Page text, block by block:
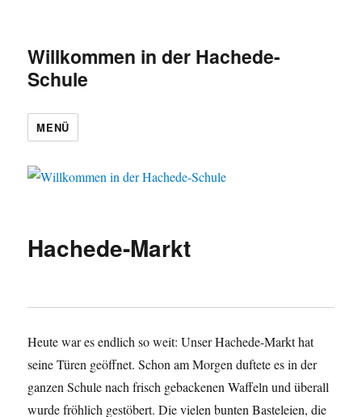
Willkommen in der Hachede-
Schule
MENÜ
Hachede-Markt
Heute war es endlich so weit: Unser Hachede-Markt hat
seine Türen geöffnet. Schon am Morgen duftete es in der
ganzen Schule nach frisch gebackenen Waffeln und überall
wurde fröhlich gestöbert. Die vielen bunten Basteleien, die